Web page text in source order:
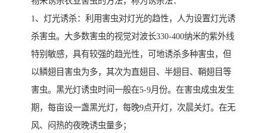
1、灯光诱杀：利用害虫对灯光的趋性，人为设置灯光诱
杀害虫。大多数害虫的视觉对波长330-400纳米的紫外线
特别敏感，具有较强的趋光性，可地诱杀多种害虫，但
以鳞翅目害虫为多，其次为直翅目、半翅目、鞘翅目等
害虫。黑光灯诱虫时间一般在5-9月份。在害虫成虫发生
期，每亩设一盏黑光灯，每晚9点开灯，次晨关灯。在无
风、闷热的夜晚诱虫量多；